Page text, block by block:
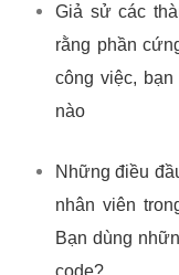
Giả sử các
rằng phần
công việc,
nào
Những điều
nhân viên
Bạn dùng
code?